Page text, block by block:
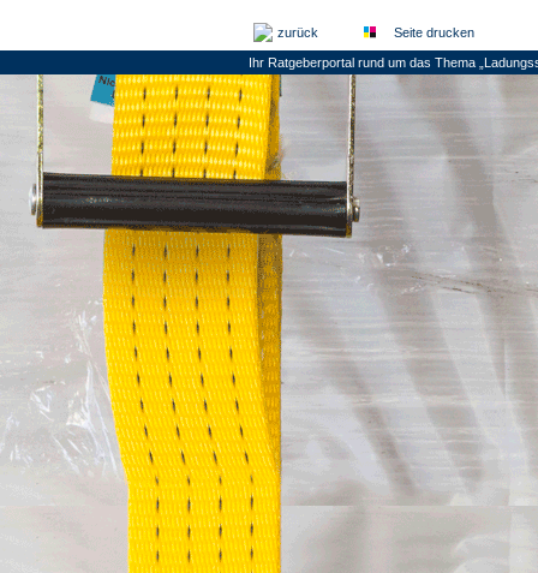
zurück Seite drucken
Ihr Ratgeberportal rund um das Thema